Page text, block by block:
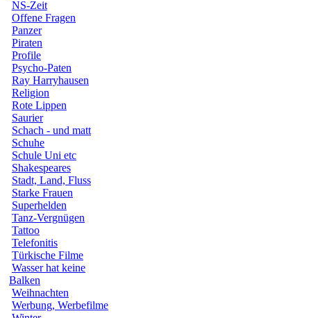
NS-Zeit
Offene Fragen
Panzer
Piraten
Profile
Psycho-Paten
Ray Harryhausen
Religion
Rote Lippen
Saurier
Schach - und matt
Schuhe
Schule Uni etc
Shakespeares
Stadt, Land, Fluss
Starke Frauen
Superhelden
Tanz-Vergnügen
Tattoo
Telefonitis
Türkische Filme
Wasser hat keine
Balken
Weihnachten
Werbung, Werbefilme